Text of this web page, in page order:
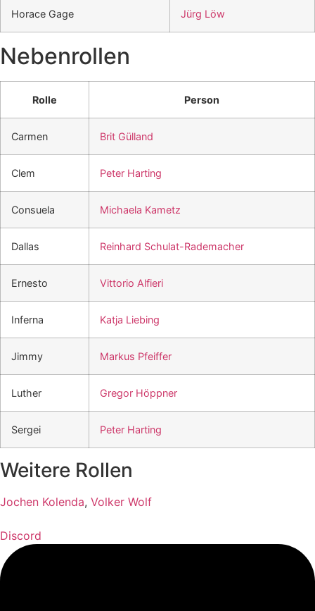
Horace Gage Jürg Löw
Nebenrollen
Rolle Person
Carmen Brit Gülland
Clem Peter Harting
Consuela Michaela Kametz
Dallas Reinhard Schulat-Rademacher
Ernesto Vittorio Alfieri
Inferna Katja Liebing
Jimmy Markus Pfeiffer
Luther Gregor Höppner
Sergei Peter Harting
Weitere Rollen
Jochen Kolenda, Volker Wolf
Discord